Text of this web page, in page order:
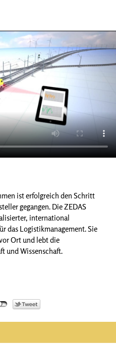
ist erfolgreich den Schritt
gegangen. Die ZEDAS
international
das Logistikmanagement. Sie
Ort und lebt die
und Wissenschaft.